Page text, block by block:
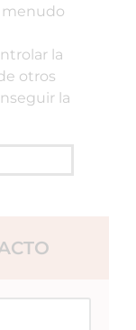
menudo
la
otros
la